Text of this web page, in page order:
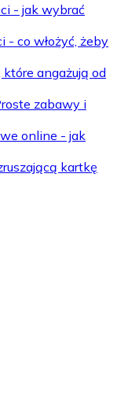
- jak wybrać
- co włożyć, żeby
które angażują od
zabawy i
online - jak
kartkę